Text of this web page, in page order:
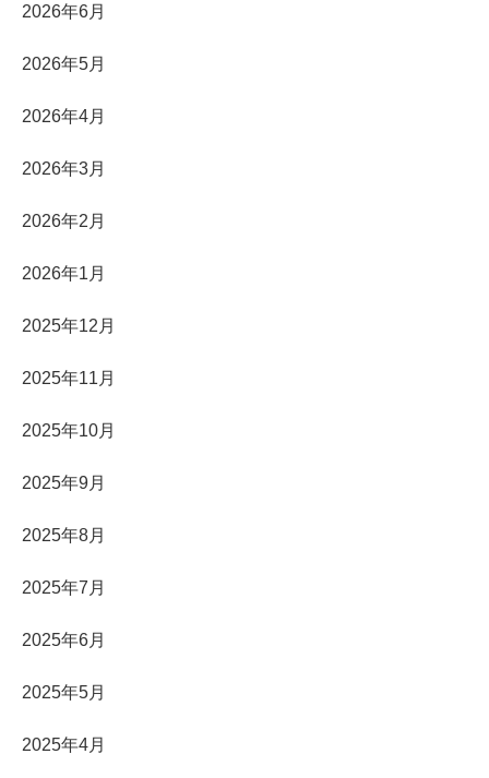
2026年6月
2026年5月
2026年4月
2026年3月
2026年2月
2026年1月
2025年12月
2025年11月
2025年10月
2025年9月
2025年8月
2025年7月
2025年6月
2025年5月
2025年4月